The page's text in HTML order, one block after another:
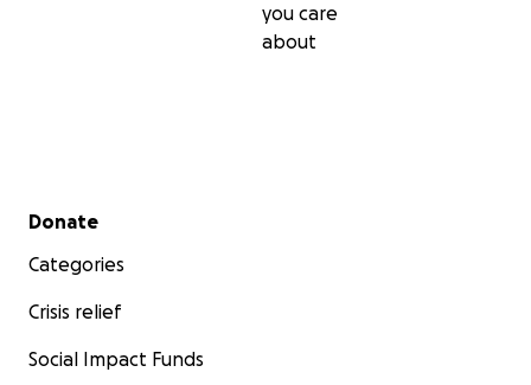
you care
about
Secondary menu
Donate
Categories
Crisis relief
Social Impact Funds